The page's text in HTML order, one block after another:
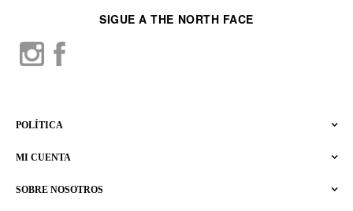
SOBRE NOSOTROS
MI CUENTA
POLÍTICA
SIGUE A THE NORTH FACE